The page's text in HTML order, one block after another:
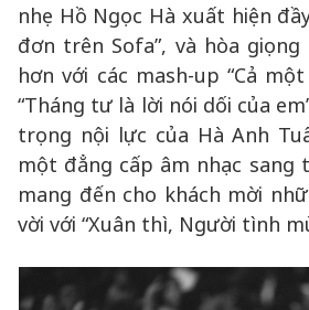
nhẹ Hồ Ngọc Hà xuất hiện
đơn trên Sofa”, và hòa
hơn với các mash-up “Cả
“Tháng tư là lời nói dối của
trọng nội lực của Hà Anh
một đẳng cấp âm nhạc sang
mang đến cho khách mời
vời với “Xuân thì, Người tình